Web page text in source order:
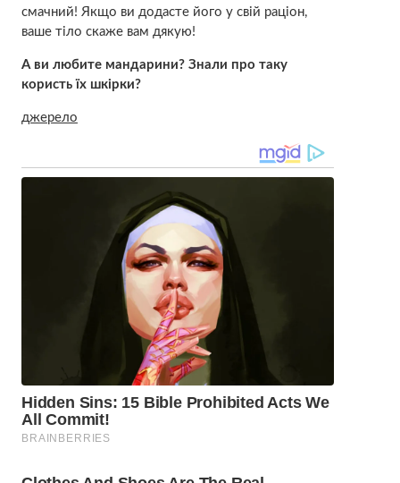
смачний! Якщо ви додасте його у свій раціон,
ваше тіло скаже вам дякую!
А ви любите мандарини? Знали про таку
користь їх шкірки?
джерело